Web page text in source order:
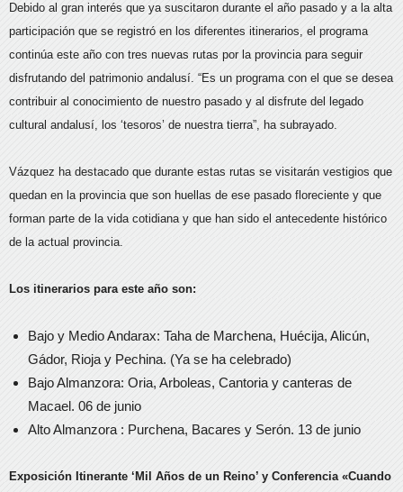
Debido al gran interés que ya suscitaron durante el año pasado y a la alta
participación que se registró en los diferentes itinerarios, el programa
continúa este año con tres nuevas rutas por la provincia para seguir
disfrutando del patrimonio andalusí. “Es un programa con el que se desea
contribuir al conocimiento de nuestro pasado y al disfrute del legado
cultural andalusí, los ‘tesoros’ de nuestra tierra”, ha subrayado.
Vázquez ha destacado que durante estas rutas se visitarán vestigios que
quedan en la provincia que son huellas de ese pasado floreciente y que
forman parte de la vida cotidiana y que han sido el antecedente histórico
de la actual provincia.
Los itinerarios para este año son:
Bajo y Medio Andarax: Taha de Marchena, Huécija, Alicún,
Gádor, Rioja y Pechina. (Ya se ha celebrado)
Bajo Almanzora: Oria, Arboleas, Cantoria y canteras de
Macael. 06 de junio
Alto Almanzora : Purchena, Bacares y Serón. 13 de junio
Exposición Itinerante ‘Mil Años de un Reino’ y Conferencia «Cuando